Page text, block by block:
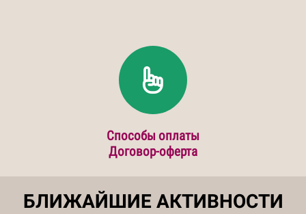
Способы оплаты
Договор-оферта
БЛИЖАЙШИЕ АКТИВНОСТИ